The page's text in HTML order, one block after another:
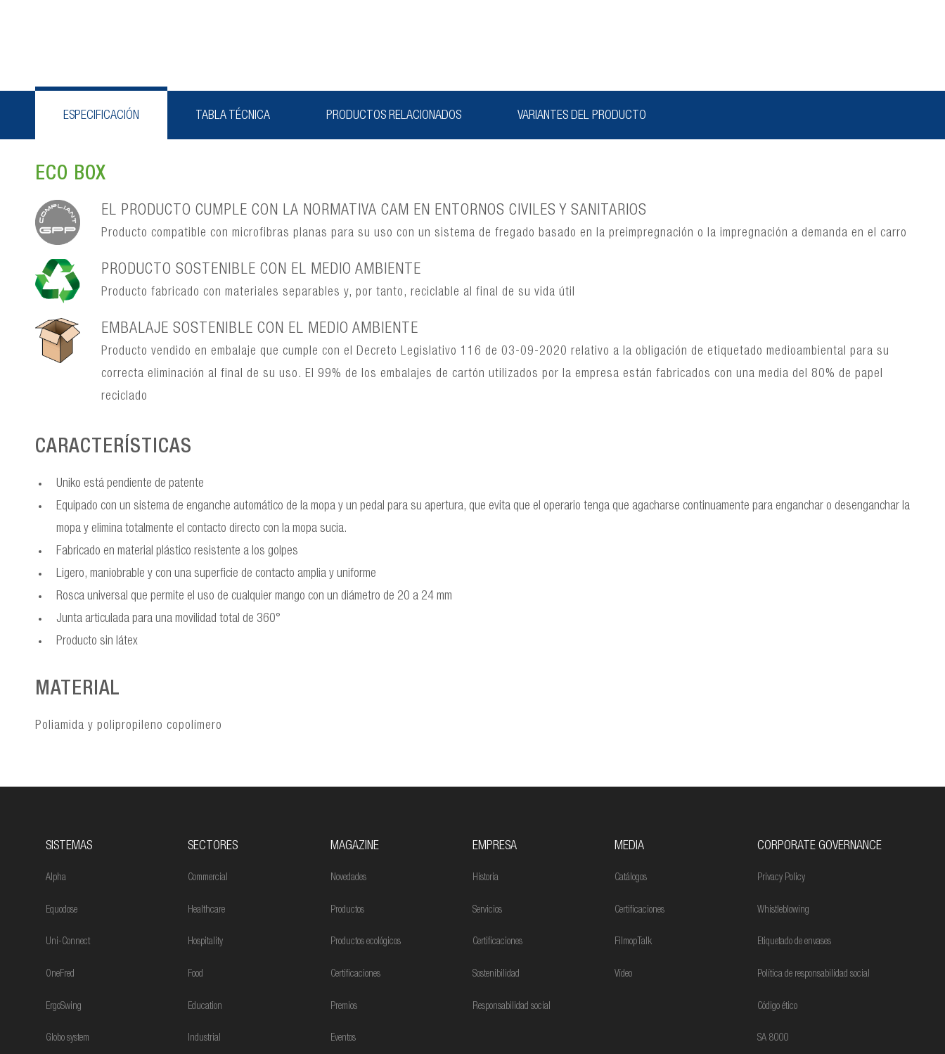
ESPECIFICACIÓN TABLA TÉCNICA PRODUCTOS RELACIONADOS VARIANTES DEL PRODUCTO
ECO BOX
EL PRODUCTO CUMPLE CON LA NORMATIVA CAM EN ENTORNOS CIVILES Y SANITARIOS
Producto compatible con microfibras planas para su uso con un sistema de fregado basado en la preimpregnación o la impregnación a demanda en el carro
PRODUCTO SOSTENIBLE CON EL MEDIO AMBIENTE
Producto fabricado con materiales separables y, por tanto, reciclable al final de su vida útil
EMBALAJE SOSTENIBLE CON EL MEDIO AMBIENTE
Producto vendido en embalaje que cumple con el Decreto Legislativo 116 de 03-09-2020 relativo a la obligación de etiquetado medioambiental para su
correcta eliminación al final de su uso. El 99% de los embalajes de cartón utilizados por la empresa están fabricados con una media del 80% de papel
reciclado
CARACTERÍSTICAS
Uniko está pendiente de patente
Equipado con un sistema de enganche automático de la mopa y un pedal para su apertura, que evita que el operario tenga que agacharse continuamente para enganchar o desenganchar la
mopa y elimina totalmente el contacto directo con la mopa sucia.
Fabricado en material plástico resistente a los golpes
Ligero, maniobrable y con una superficie de contacto amplia y uniforme
Rosca universal que permite el uso de cualquier mango con un diámetro de 20 a 24 mm
Junta articulada para una movilidad total de 360°
Producto sin látex
MATERIAL
Poliamida y polipropileno copolímero
SISTEMAS
Alpha
Equodose
Uni-Connect
OneFred
ErgoSwing
Globo system
SECTORES
Commercial
Healthcare
Hospitality
Food
Education
Industrial
MAGAZINE
Novedades
Productos
Productos ecológicos
Certificaciones
Premios
Eventos
EMPRESA
Historia
Servicios
Certificaciones
Sostenibilidad
Responsabilidad social
MEDIA
Catálogos
Certificaciones
FilmopTalk
Vídeo
CORPORATE GOVERNANCE
Privacy Policy
Whistleblowing
Etiquetado de envases
Política de responsabilidad social
Código ético
SA 8000